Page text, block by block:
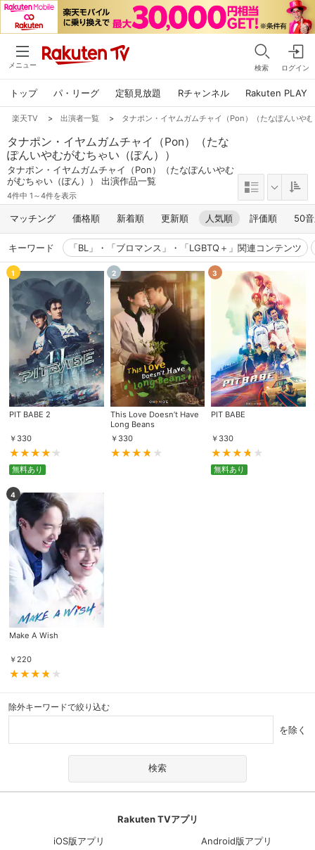
メニュー 検索 ログイン
トップ パ・リーグ 定額見放題 Rチャンネル Rakuten PLAY
楽天TV > 出演者一覧 > タナポン・イヤムガムチャイ（Pon）（たなぽんいや
タナポン・イヤムガムチャイ（Pon）（たな
ぽんいやむがむちゃい（ぽん））
タナポン・イヤムガムチャイ（Pon）（たなぽんいやむ
がむちゃい（ぽん）） 出演作品一覧
4件中 1～4件を表示
マッチング 価格順 新着順 更新順 人気順 評価順 50
キーワード 「BL」・「ブロマンス」・「LGBTQ＋」関連コンテンツ
1
PIT BABE 2
￥ 330
無料あり
2
This Love Doesn’t Have
Long Beans
￥ 330
3
PIT BABE
￥ 330
無料あり
4
Make A Wish
￥ 220
除外キーワードで絞り込む
を除く
Rakuten TVアプリ
iOS版アプリ
Android版アプリ